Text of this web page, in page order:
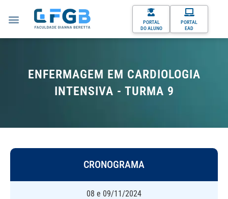
PORTAL
DO ALUNO
PORTAL
EAD
ENFERMAGEM EM CARDIOLOGIA
INTENSIVA - TURMA 9
CRONOGRAMA
08 e 09/11/2024